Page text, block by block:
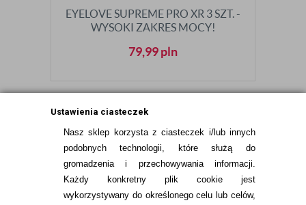
Ustawienia ciasteczek
Nasz sklep korzysta z ciasteczek i/lub innych
podobnych technologii, które służą do
gromadzenia i przechowywania informacji.
Każdy konkretny plik cookie jest
wykorzystywany do określonego celu lub celów,
EYELOVE SUPREME PRO XR 3 SZT. -
WYSOKI ZAKRES MOCY!
79,99pln
Bibliografia:
D. A. Semp, D. Beeson, A. L. Sheppard, D. Dutta,
J. S. Wolffsohn,Artificial Tears: A Systematic
Review[w:] Clinical Optometry Jan. 10:15:9